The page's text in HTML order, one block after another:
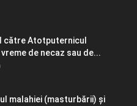
Atotputernicul
vreme de necaz sau de...
malahiei (masturbării) şi